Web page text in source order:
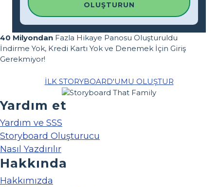
OLUŞTURUN
40 Milyondan Fazla Hikaye Panosu Oluşturuldu
İndirme Yok, Kredi Kartı Yok ve Denemek İçin Giriş
Gerekmiyor!
İLK STORYBOARD'UMU OLUŞTUR
Yardım et
Yardım ve SSS
Storyboard Oluşturucu
Nasıl Yazdırılır
Hakkında
Hakkımızda